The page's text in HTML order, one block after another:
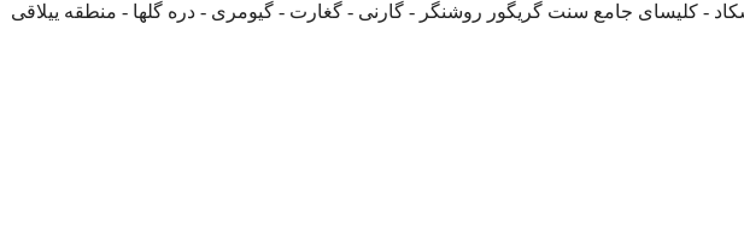
- کلیسای جامع سنت گریگور روشنگر - گارنی - گغارت - گیومری - دره گلها - منطقه ییلاقی